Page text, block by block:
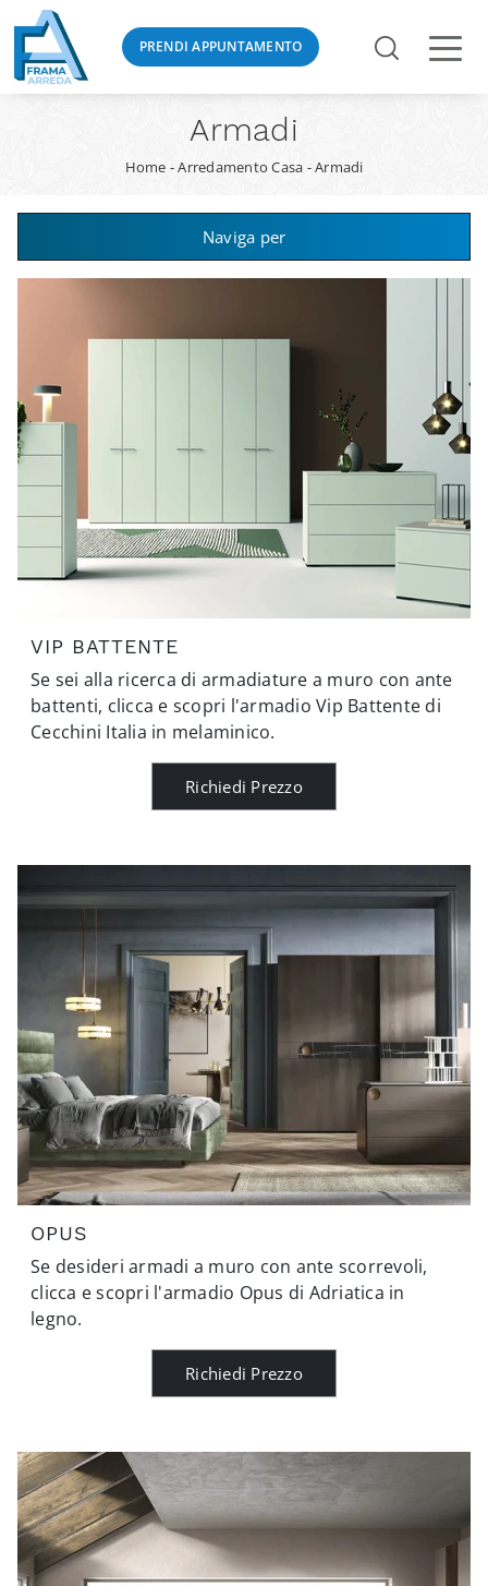
PRENDI APPUNTAMENTO
Armadi
Home -Arredamento Casa -Armadi
Naviga per
VIP BATTENTE
Se sei alla ricerca di armadiature a muro con ante
battenti, clicca e scopri l'armadio Vip Battente di
Cecchini Italia in melaminico.
Richiedi Prezzo
OPUS
Se desideri armadi a muro con ante scorrevoli,
clicca e scopri l'armadio Opus di Adriatica in
legno.
Richiedi Prezzo